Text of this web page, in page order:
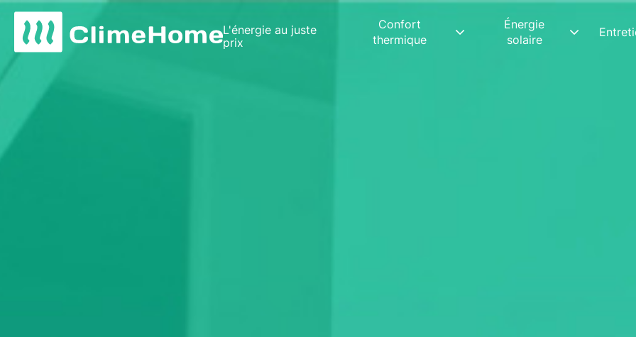
L'énergie au juste
prix
Confort
thermique
Énergie
solaire